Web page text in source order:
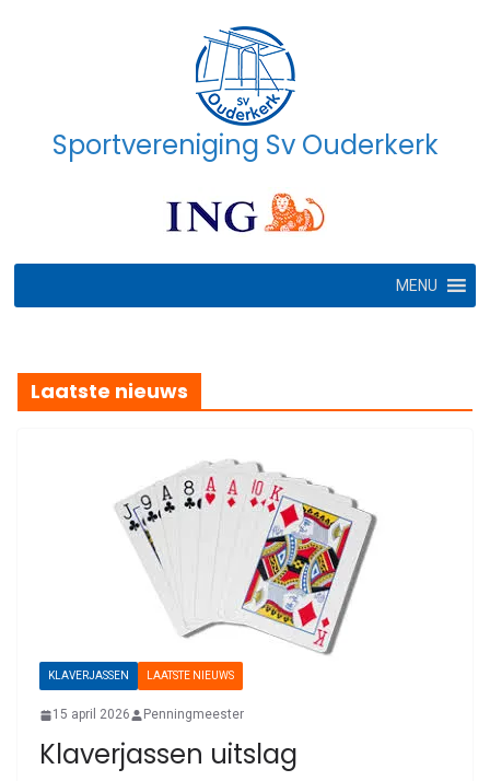
Sportvereniging Sv Ouderkerk
MENU
Laatste nieuws
KLAVERJASSEN LAATSTE NIEUWS
15 april 2026 Penningmeester
Klaverjassen uitslag